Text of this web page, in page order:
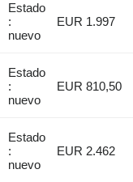
Estado
:
nuevo
EUR 1.997
Estado
:
nuevo
EUR 810,50
Estado
:
nuevo
EUR 2.462